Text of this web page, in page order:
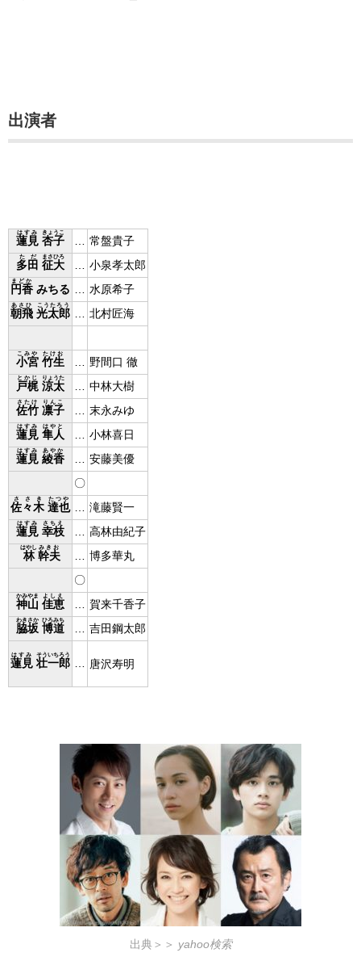
出演者
蓮見
はすみ
杏子
きょうこ
… 常盤貴子
多田
ただ
征大
まさひろ
… 小泉孝太郎
円香
まどか
みちる … 水原希子
朝飛
あさひ
光太郎
こうたろう
… 北村匠海
小宮
こみや
竹生
たけお
… 野間口 徹
戸梶
とかじ
涼太
りょうた
… 中林大樹
佐竹
さたけ
凛子
りんこ
… 末永みゆ
蓮見
はすみ
隼人
はやと
… 小林喜日
蓮見
はすみ
綾香
あやか
… 安藤美優
〇
佐々木
ささき
達也
たつや
… 滝藤賢一
蓮見
はすみ
幸枝
さちえ
… 高林由紀子
林
はやし
幹夫
みきお
… 博多華丸
〇
神山
かみやま
佳恵
よしえ
… 賀来千香子
脇坂
わきさか
博道
ひろみち
… 吉田鋼太郎
蓮見
はすみ
壮一郎
そういちろう
… 唐沢寿明
出典＞＞ yahoo検索